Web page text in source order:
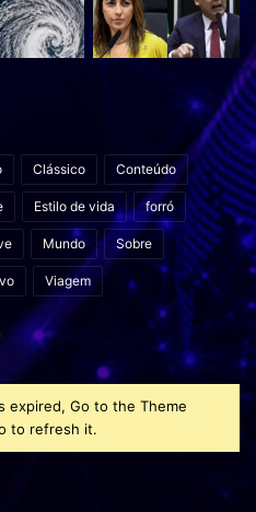
Clássico Conteúdo
Estilo de vida forró
Mundo Sobre
Viagem
expired, Go to the Theme
to refresh it.